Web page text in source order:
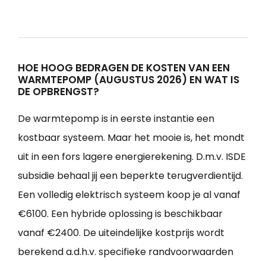
HOE HOOG BEDRAGEN DE KOSTEN VAN EEN
WARMTEPOMP (AUGUSTUS 2026) EN WAT IS
DE OPBRENGST?
De warmtepomp is in eerste instantie een
kostbaar systeem. Maar het mooie is, het mondt
uit in een fors lagere energierekening. D.m.v. ISDE
subsidie behaal jij een beperkte terugverdientijd.
Een volledig elektrisch systeem koop je al vanaf
€6100. Een hybride oplossing is beschikbaar
vanaf €2400. De uiteindelijke kostprijs wordt
berekend a.d.h.v. specifieke randvoorwaarden